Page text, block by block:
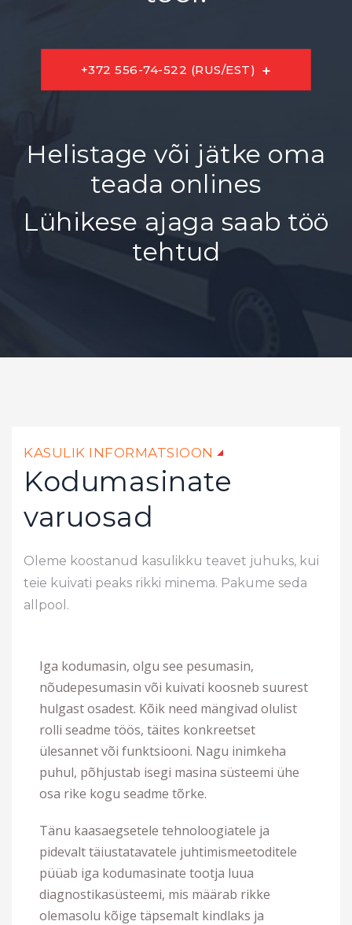
+372 556-74-522 (RUS/EST)
Helistage või jätke oma
teada onlines
Lühikese ajaga saab töö
tehtud
KASULIK INFORMATSIOON
Kodumasinate
varuosad
Oleme koostanud kasulikku teavet juhuks, kui
teie kuivati ​​peaks rikki minema. Pakume seda
allpool.
Iga kodumasin, olgu see pesumasin,
nõudepesumasin või kuivati koosneb suurest
hulgast osadest. Kõik need mängivad olulist
rolli seadme töös, täites konkreetset
ülesannet või funktsiooni. Nagu inimkeha
puhul, põhjustab isegi masina süsteemi ühe
osa rike kogu seadme tõrke.
Tänu kaasaegsetele tehnoloogiatele ja
pidevalt täiustatavatele juhtimismeetoditele
püüab iga kodumasinate tootja luua
diagnostikasüsteemi, mis määrab rikke
olemasolu kõige täpsemalt kindlaks ja